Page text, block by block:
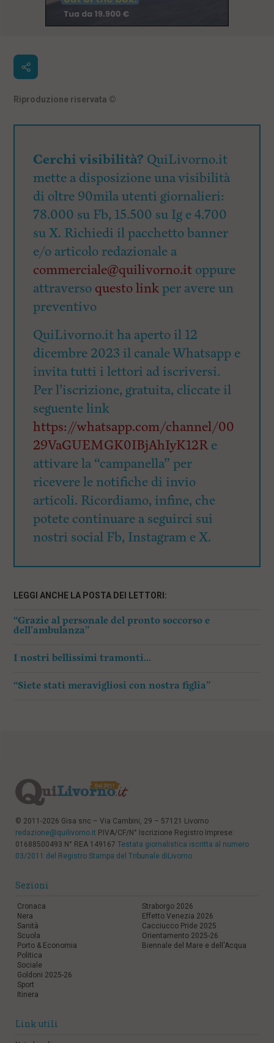
Riproduzione riservata ©
Cerchi visibilità? QuiLivorno.it
mette a disposizione una visibilità
di oltre 90mila utenti giornalieri:
78.000 su Fb, 15.500 su Ig e 4.700
su X. Richiedi il pacchetto banner
e/o articolo redazionale a
commerciale@quilivorno.it oppure
attraverso questo linkper avere un
preventivo
QuiLivorno.it ha aperto il 12
dicembre 2023 il canale Whatsapp e
invita tutti i lettori ad iscriversi.
Per l’iscrizione, gratuita, cliccate il
seguente link
https://whatsapp.com/channel/00
29VaGUEMGK0IBjAhIyK12Re
attivare la “campanella” per
ricevere le notifiche di invio
articoli. Ricordiamo, infine, che
potete continuare a seguirci sui
nostri social Fb, Instagram e X.
LEGGI ANCHE LA POSTA DEI LETTORI:
“Grazie al personale del pronto soccorso e
dell’ambulanza”
I nostri bellissimi tramonti…
“Siete stati meravigliosi con nostra figlia”
© 2011-2026 Gisa snc – Via Cambini, 29 – 57121 Livorno
redazione@quilivorno.it P.IVA/CF/N° Iscrizione Registro Imprese:
01688500493 N° REA 149167 Testata giornalistica iscritta al numero
03/2011 del Registro Stampa del Tribunale diLivorno
Sezioni
Cronaca
Nera
Sanità
Scuola
Porto & Economia
Politica
Sociale
Goldoni 2025-26
Sport
Itinera
Straborgo 2026
Effetto Venezia 2026
Cacciucco Pride 2025
Orientamento 2025-26
Biennale del Mare e dell'Acqua
Link utili